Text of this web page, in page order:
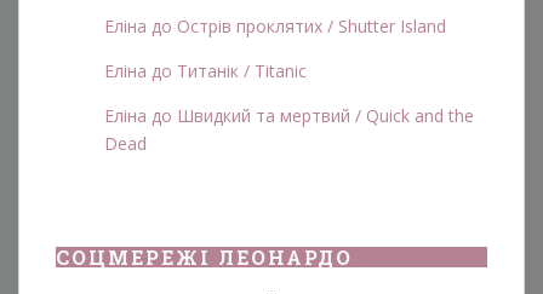
Еліна до Острів проклятих / Shutter Island
Еліна до Титанік / Titanic
Еліна до Швидкий та мертвий / Quick and the
Dead
СОЦМЕРЕЖІ ЛЕОНАРДО